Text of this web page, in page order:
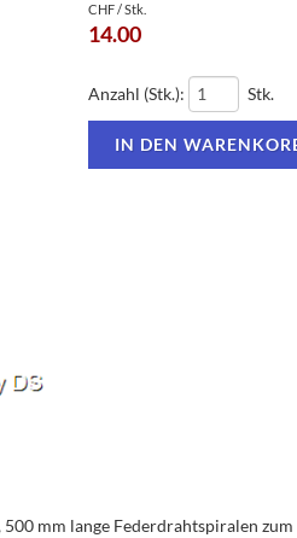
CHF / Stk.
14.00
Anzahl (Stk.): Stk.
mm lange Federdrahtspiralen